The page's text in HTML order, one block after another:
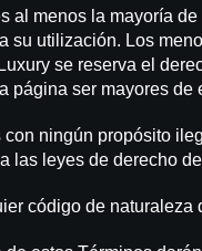
al menos la mayoría
su utilización. Los
se reserva el
página ser mayores de
ningún propósito
las leyes de derecho
código de naturaleza